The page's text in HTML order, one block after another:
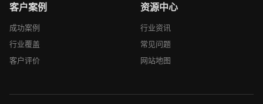
客户案例
成功案例
行业覆盖
客户评价
资源中心
行业资讯
常见问题
网站地图